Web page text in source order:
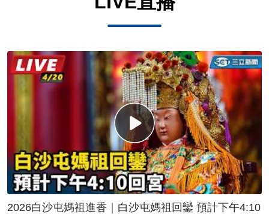
2026白沙屯媽祖進香｜白沙屯媽祖回鑾 預計下午4:10